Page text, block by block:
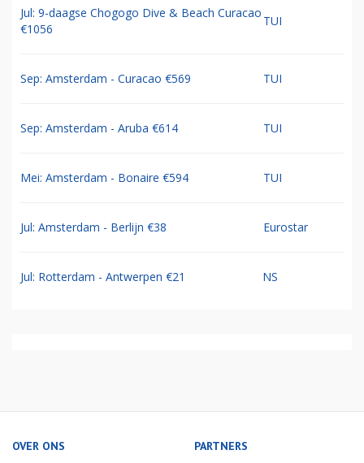
Jul: 9-daagse Chogogo Dive & Beach Curacao
€1056
TUI
Sep: Amsterdam - Curacao €569 TUI
Sep: Amsterdam - Aruba €614 TUI
Mei: Amsterdam - Bonaire €594 TUI
Jul: Amsterdam - Berlijn €38 Eurostar
Jul: Rotterdam - Antwerpen €21 NS
OVER ONS PARTNERS